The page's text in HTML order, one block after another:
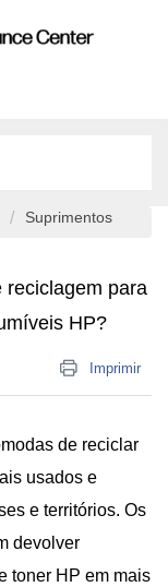
Suprimentos
reciclagem para
HP?
Imprimir
de reciclar
usados e
e territórios. Os
devolver
toner HP em mais